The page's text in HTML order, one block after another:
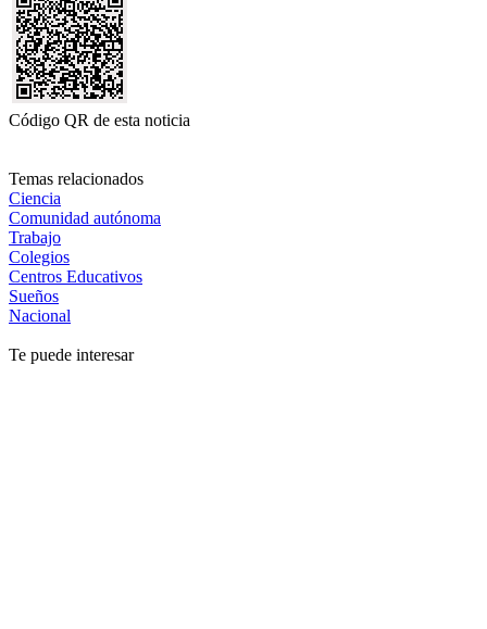
Código QR de esta noticia
Temas relacionados
Ciencia
Comunidad autónoma
Trabajo
Colegios
Centros Educativos
Sueños
Nacional
Te puede interesar